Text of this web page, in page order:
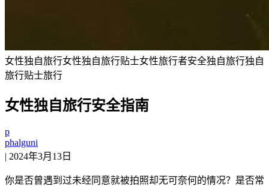
女性独自旅行女性独自旅行贴士女性旅行者安全独自旅行独自
旅行贴士旅行
女性独自旅行安全指南
p
phalguni
| 2024年3月13日
你是否曾遇到过未经同意就被拍照却无可奈何的情况？是否常